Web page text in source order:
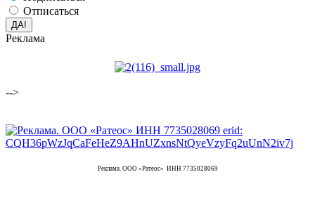
Отписаться
Реклама
-->
Реклама. ООО «Ратеос» ИНН 7735028069